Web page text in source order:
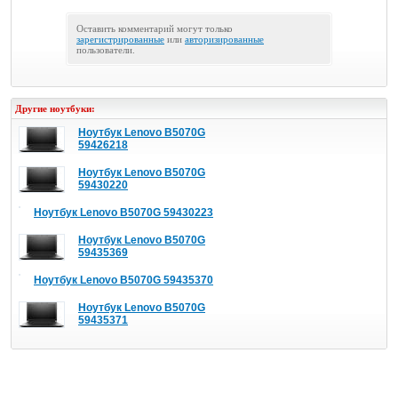
Оставить комментарий могут только
зарегистрированные или авторизированные
пользователи.
Другие ноутбуки:
Ноутбук Lenovo B5070G
59426218
Ноутбук Lenovo B5070G
59430220
Ноутбук Lenovo B5070G 59430223
Ноутбук Lenovo B5070G
59435369
Ноутбук Lenovo B5070G 59435370
Ноутбук Lenovo B5070G
59435371